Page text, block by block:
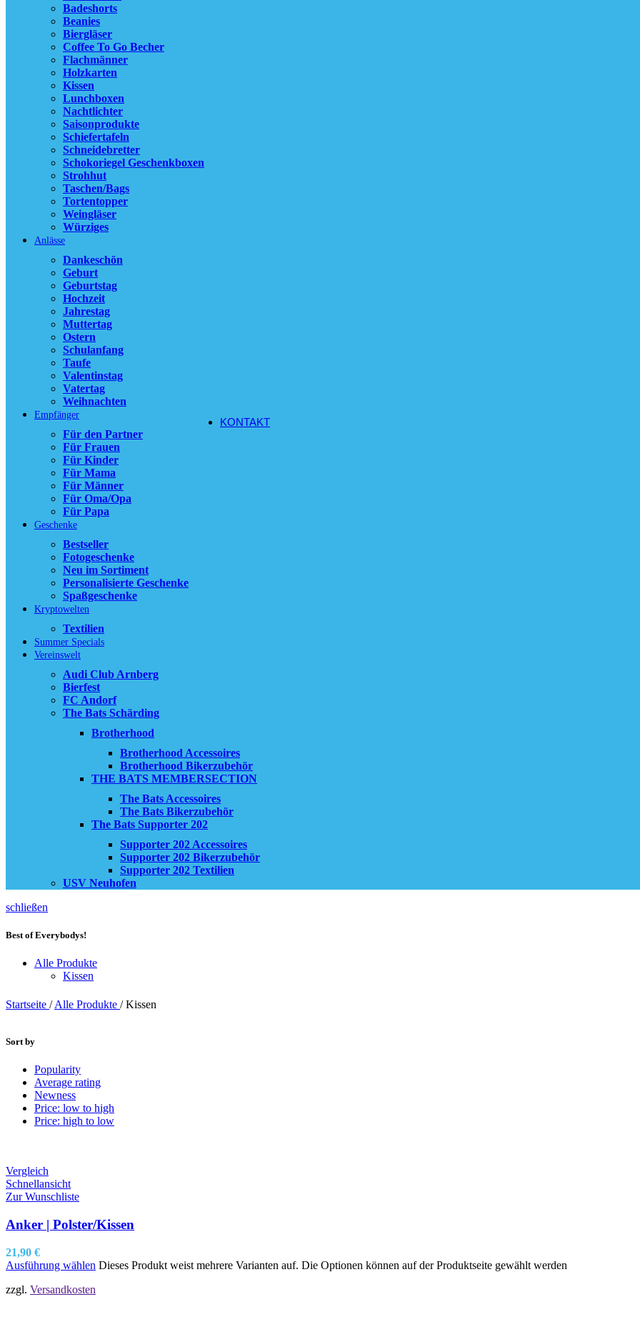
KONTAKT
Badeshorts
Beanies
Biergläser
Coffee To Go Becher
Flachmänner
Holzkarten
Kissen
Lunchboxen
Nachtlichter
Saisonprodukte
Schiefertafeln
Schneidebretter
Schokoriegel Geschenkboxen
Strohhut
Taschen/Bags
Tortentopper
Weingläser
Würziges
Anlässe
Dankeschön
Geburt
Geburtstag
Hochzeit
Jahrestag
Muttertag
Ostern
Schulanfang
Taufe
Valentinstag
Vatertag
Weihnachten
Empfänger
Für den Partner
Für Frauen
Für Kinder
Für Mama
Für Männer
Für Oma/Opa
Für Papa
Geschenke
Bestseller
Fotogeschenke
Neu im Sortiment
Personalisierte Geschenke
Spaßgeschenke
Kryptowelten
Textilien
Summer Specials
Vereinswelt
Audi Club Arnberg
Bierfest
FC Andorf
The Bats Schärding
Brotherhood
Brotherhood Accessoires
Brotherhood Bikerzubehör
THE BATS MEMBERSECTION
The Bats Accessoires
The Bats Bikerzubehör
The Bats Supporter 202
Supporter 202 Accessoires
Supporter 202 Bikerzubehör
Supporter 202 Textilien
USV Neuhofen
schließen
Best of Everybodys!
Alle Produkte
Kissen
Startseite / Alle Produkte / Kissen
Sort by
Popularity
Average rating
Newness
Price: low to high
Price: high to low
Vergleich
Schnellansicht
Zur Wunschliste
Anker | Polster/Kissen
21,90 €
Ausführung wählen Dieses Produkt weist mehrere Varianten auf. Die Optionen können auf der Produktseite gewählt werden
zzgl. Versandkosten